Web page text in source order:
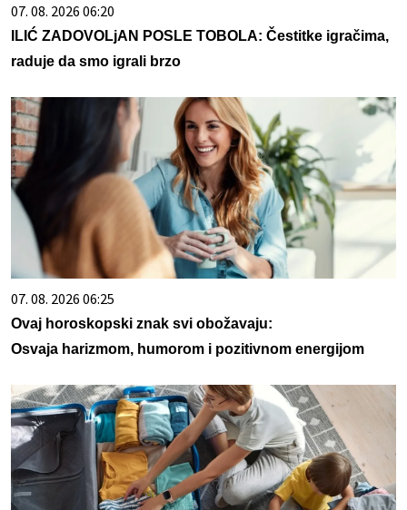
07. 08. 2026 06:20
ILIĆ ZADOVOLjAN POSLE TOBOLA: Čestitke igračima,
raduje da smo igrali brzo
07. 08. 2026 06:25
Ovaj horoskopski znak svi obožavaju:
Osvaja harizmom, humorom i pozitivnom energijom